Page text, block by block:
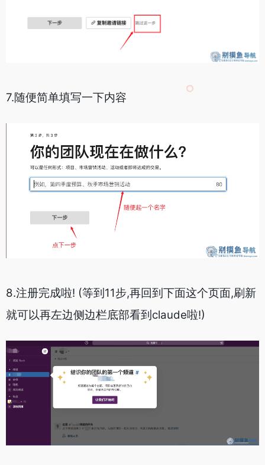
7.随便简单填写一下内容
8.注册完成啦! (等到11步,再回到下面这个页面,刷新
就可以再左边侧边栏底部看到claude啦!)